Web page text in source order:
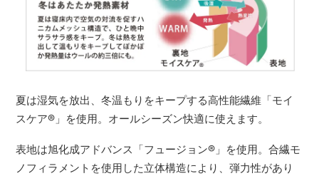
夏は湿気を放出、冬温もりをキープする高性能繊維「モイ
スケア® 」を使用。オールシーズン快適に使えます。
表地は旭化成アドバンス「フュージョン® 」を使用。合繊モ
ノフィラメントを使用した立体構造により、弾力性があり